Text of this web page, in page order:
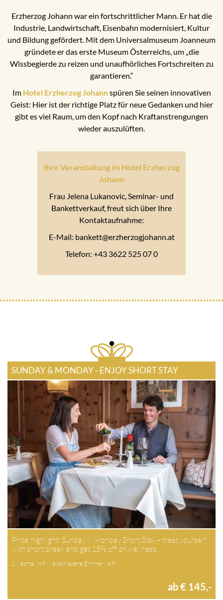
Erzherzog Johann war ein fortschrittlicher Mann. Er hat die
Industrie, Landwirtschaft, Eisenbahn modernisiert, Kultur
und Bildung gefördert. Mit dem Universalmuseum Joanneum
gründete er das erste Museum Österreichs, um „die
Wissbegierde zu reizen und unaufhörliches Fortschreiten zu
garantieren.“
Im Hotel Erzherzog Johannspüren Sie seinen innovativen
Geist: Hier ist der richtige Platz für neue Gedanken und hier
gibt es viel Raum, um den Kopf nach Kraftanstrengungen
wieder auszulüften.
Ihre Veranstaltung im Hotel Erzherzog
Johann
Frau Jelena Lukanovic, Seminar- und
Bankettverkauf, freut sich über Ihre
Kontaktaufnahme:
E-Mail: bankett@erzherzogjohann.at
Telefon: +43 3622 525 07 0
SUNDAY & MONDAY - ENJOY SHORT STAY
Price highlight: Sunday & Monday Short Stay – treat yourself
with short break and get 15% off on wellness…
1 Nächte / HP / verschiedene Zimmer / p.P.
ab € 145,-